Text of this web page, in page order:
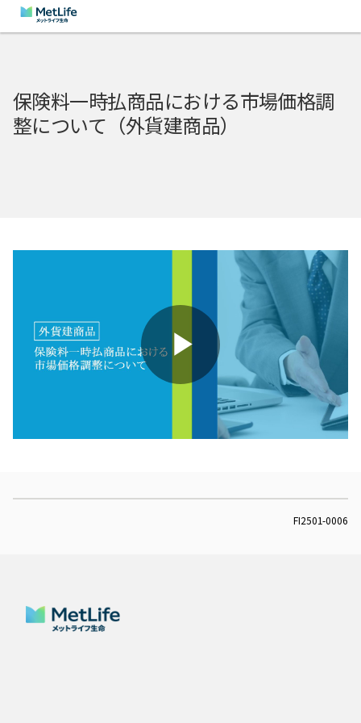
保険料一時払商品における市場価格調
整について（外貨建商品）
Play
FI2501-0006